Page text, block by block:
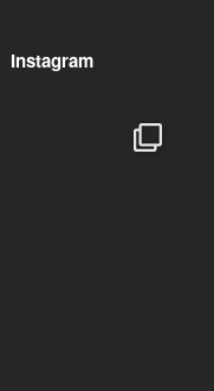
Instagram